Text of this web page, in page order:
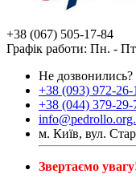
+38 (067) 505-17-84
Графік работи: Пн. -
Не дозвонились?
+38 (093) 972-26-
+38 (044) 379-29-
м. Київ, вул.
Звертаємо